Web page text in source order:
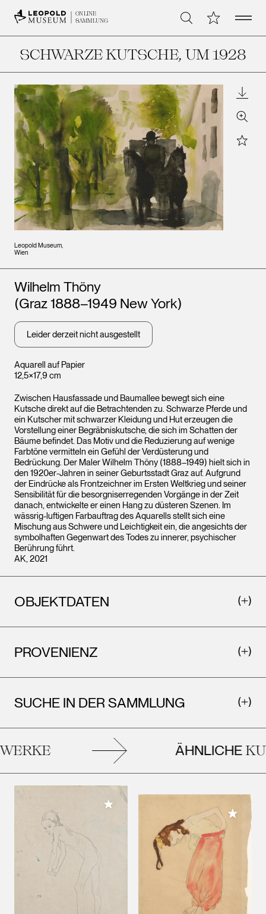
ONLINE
SAMMLUNG
Suche Meine Open
SCHWARZE KUTSCHE, UM 1928
Leopold Museum,
Wien
Zoom
Star
Aquarell auf Papier
12,5×17,9 cm
Künstler*innen
Wilhelm Thöny
(Graz 1888–1949 New York)
Leider derzeit nicht ausgestellt
Zwischen Hausfassade und Baumallee bewegt sich eine
Kutsche direkt auf die Betrachtenden zu. Schwarze Pferde und
ein Kutscher mit schwarzer Kleidung und Hut erzeugen die
Vorstellung einer Begräbniskutsche, die sich im Schatten der
Bäume befindet. Das Motiv und die Reduzierung auf wenige
Farbtöne vermitteln ein Gefühl der Verdüsterung und
Bedrückung. Der Maler Wilhelm Thöny (1888–1949) hielt sich in
den 1920er-Jahren in seiner Geburtsstadt Graz auf. Aufgrund
der Eindrücke als Frontzeichner im Ersten Weltkrieg und seiner
Sensibilität für die besorgniserregenden Vorgänge in der Zeit
danach, entwickelte er einen Hang zu düsteren Szenen. Im
wässrig-luftigen Farbauftrag des Aquarells stellt sich eine
Mischung aus Schwere und Leichtigkeit ein, die angesichts der
symbolhaften Gegenwart des Todes zu innerer, psychischer
Berührung führt.
AK, 2021
OBJEKTDATEN
PROVENIENZ
SUCHE IN DER SAMMLUNG
ÄHNLICHE
Meiner Sammlung hinzufügen
Meiner